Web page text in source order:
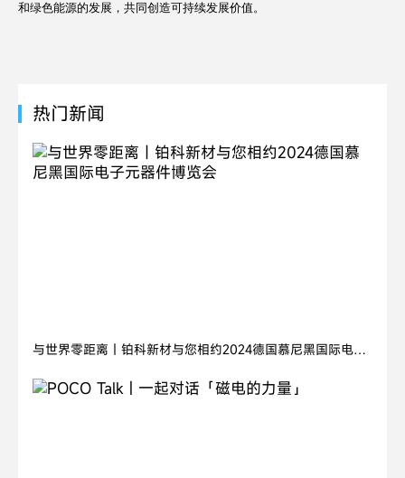
和绿色能源的发展，共同创造可持续发展价值。
热门新闻
与世界零距离丨铂科新材与您相约2024德国慕尼黑国际电子